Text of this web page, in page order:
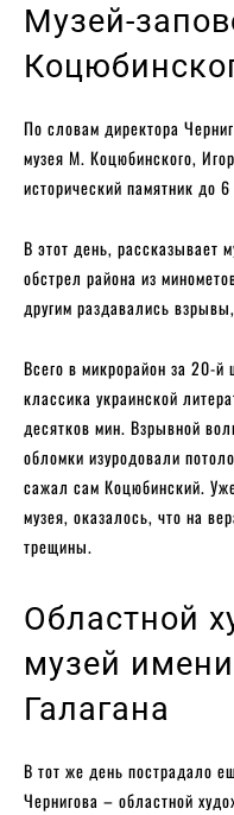
Музей-
По словам директора
музея М. Коцюбинского,
исторический памятник до
В этот день, рассказывает
обстрел района из
другим раздавались
Всего в микрорайон за 20-й
классика украинской
десятков мин. Взрывной
обломки изуродовали
сажал сам Коцюбинский.
музея, оказалось, что на
трещины.
Областной
музей
Галагана
В тот же день пострадало
Чернигова – областной